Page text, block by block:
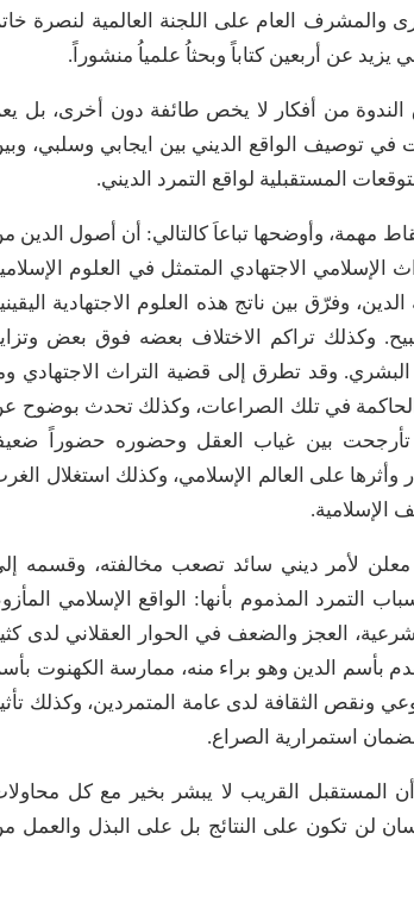
والمشرف العام على اللجنة العالمية لنصرة
يزيد عن أربعين كتاباً وبحثاُ علمياُ منشوراً.
الندوة من أفكار لا يخص طائفة دون أخرى، بل
في توصيف الواقع الديني بين ايجابي وسلبي،
المستقبلية لواقع التمرد الديني.
مهمة، وأوضحها تباعاَ كالتالي: أن أصول الدين
الاجتهادي المتمثل في العلوم
وفرّق بين ناتج هذه العلوم الاجتهادية
وكذلك تراكم الاختلاف بعضه فوق بعض
وقد تطرق إلى قضية التراث الاجتهادي
الحاكمة في تلك الصراعات، وكذلك تحدث بوضوح
تأرجحت بين غياب العقل وحضوره حضوراً
على العالم الإسلامي، وكذلك استغلال
الإسلامية.
لأمر ديني سائد تصعب مخالفته، وقسمه
التمرد المذموم بأنها: الواقع الإسلامي
العجز والضعف في الحوار العقلاني لدى
بأسم الدين وهو براء منه، ممارسة الكهنوت
ونقص الثقافة لدى عامة المتمردين، وكذلك
استمرارية الصراع.
أن المستقبل القريب لا يبشر بخير مع كل
لن تكون على النتائج بل على البذل والعمل